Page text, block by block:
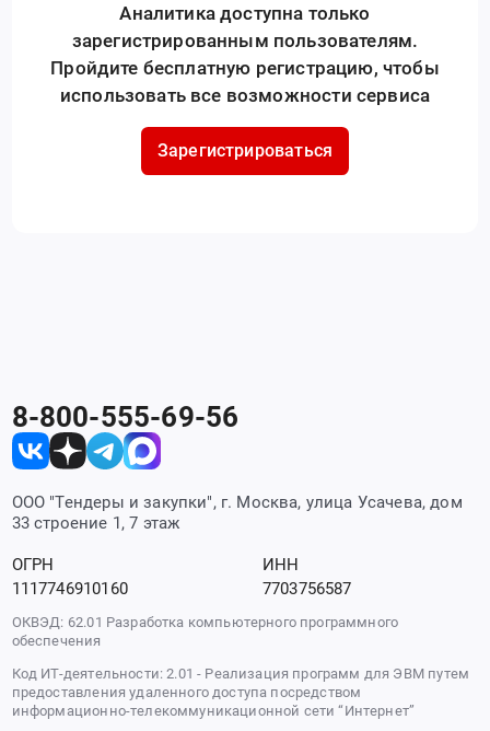
Аналитика доступна только
зарегистрированным пользователям.
Пройдите бесплатную регистрацию, чтобы
использовать все возможности сервиса
Зарегистрироваться
8-800-555-69-56
ООО "Тендеры и закупки", г. Москва, улица Усачева, дом
33 строение 1, 7 этаж
ОГРН
1117746910160
ИНН
7703756587
ОКВЭД: 62.01 Разработка компьютерного программного
обеспечения
Код ИТ-деятельности: 2.01 - Реализация программ для ЭВМ путем
предоставления удаленного доступа посредством
информационно-телекоммуникационной сети “Интернет”